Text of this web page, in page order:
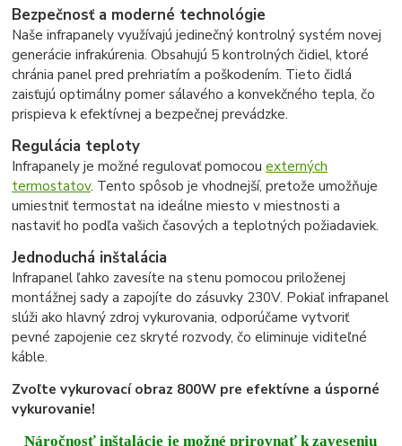
Bezpečnosť a moderné technológie
Naše infrapanely využívajú jedinečný kontrolný systém novej
generácie infrakúrenia. Obsahujú 5 kontrolných čidiel, ktoré
chránia panel pred prehriatím a poškodením. Tieto čidlá
zaisťujú optimálny pomer sálavého a konvekčného tepla, čo
prispieva k efektívnej a bezpečnej prevádzke.
Regulácia teploty
Infrapanely je možné regulovať pomocouexterných
termostatov. Tento spôsob je vhodnejší, pretože umožňuje
umiestniť termostat na ideálne miesto v miestnosti a
nastaviť ho podľa vašich časových a teplotných požiadaviek.
Jednoduchá inštalácia
Infrapanel ľahko zavesíte na stenu pomocou priloženej
montážnej sady a zapojíte do zásuvky 230V. Pokiaľ infrapanel
slúži ako hlavný zdroj vykurovania, odporúčame vytvoriť
pevné zapojenie cez skryté rozvody, čo eliminuje viditeľné
káble.
Zvoľte vykurovací obraz 800W pre efektívne a úsporné
vykurovanie!
Náročnosť inštalácie je možné prirovnať k zaveseniu